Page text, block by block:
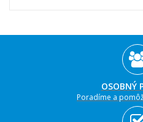
OSOBNÝ
Poradíme a